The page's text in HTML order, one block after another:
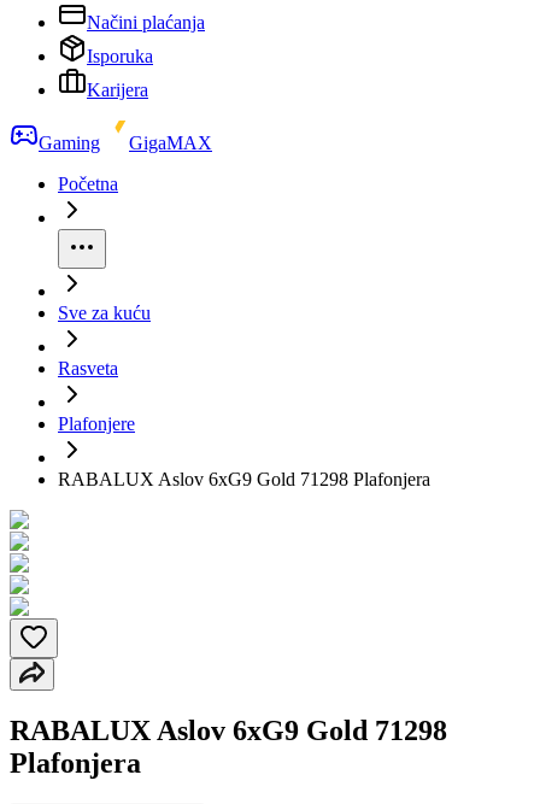
Načini plaćanja
Isporuka
Karijera
Gaming
GigaMAX
Početna
Sve za kuću
Rasveta
Plafonjere
RABALUX Aslov 6xG9 Gold 71298 Plafonjera
RABALUX Aslov 6xG9 Gold 71298
Plafonjera